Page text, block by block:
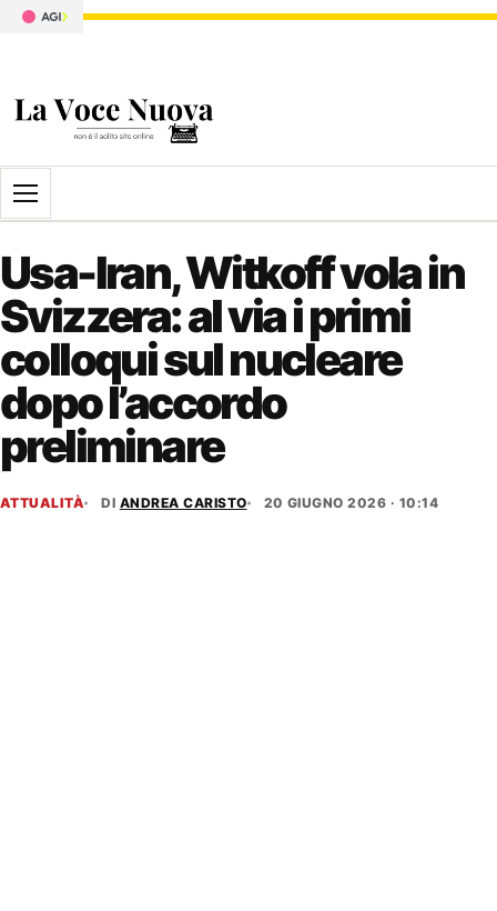
Apri il menu
Usa-Iran, Witkoff vola in
Svizzera: al via i primi
colloqui sul nucleare
dopo l’accordo
preliminare
ATTUALITÀ DI ANDREA CARISTO 20 GIUGNO 2026 · 10:14